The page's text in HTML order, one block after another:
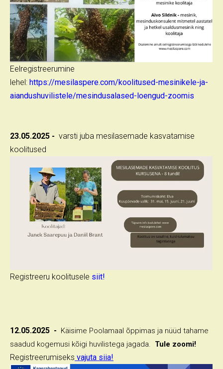
Eelregistreerumine
lehel: https://mesilaspere.com/koolitused-mesinikele-ja-
aiandushuvilistele/mesindusalased-loengud-zoomis
23.05.2025 - varsti juba mesilasemade kasvatamise
koolitused
Registreeru koolitusele siit!
12.05.2025 - Käisime Poolamaal õppimas ja nüüd tahame
saadud kogemusi kõigi huvilistega jagada. Tule zoomi!
Registreerumiseks vajuta siia!